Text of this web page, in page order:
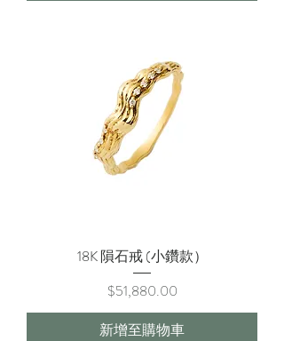
18K 隕石戒 (小鑽款）
價格
$51,880.00
新增至購物車